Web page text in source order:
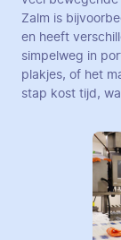
Zalm is
en heeft
simpelweg in
plakjes, of het
stap kost tijd,